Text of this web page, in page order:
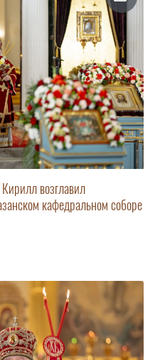
возглавил
кафедральном соборе